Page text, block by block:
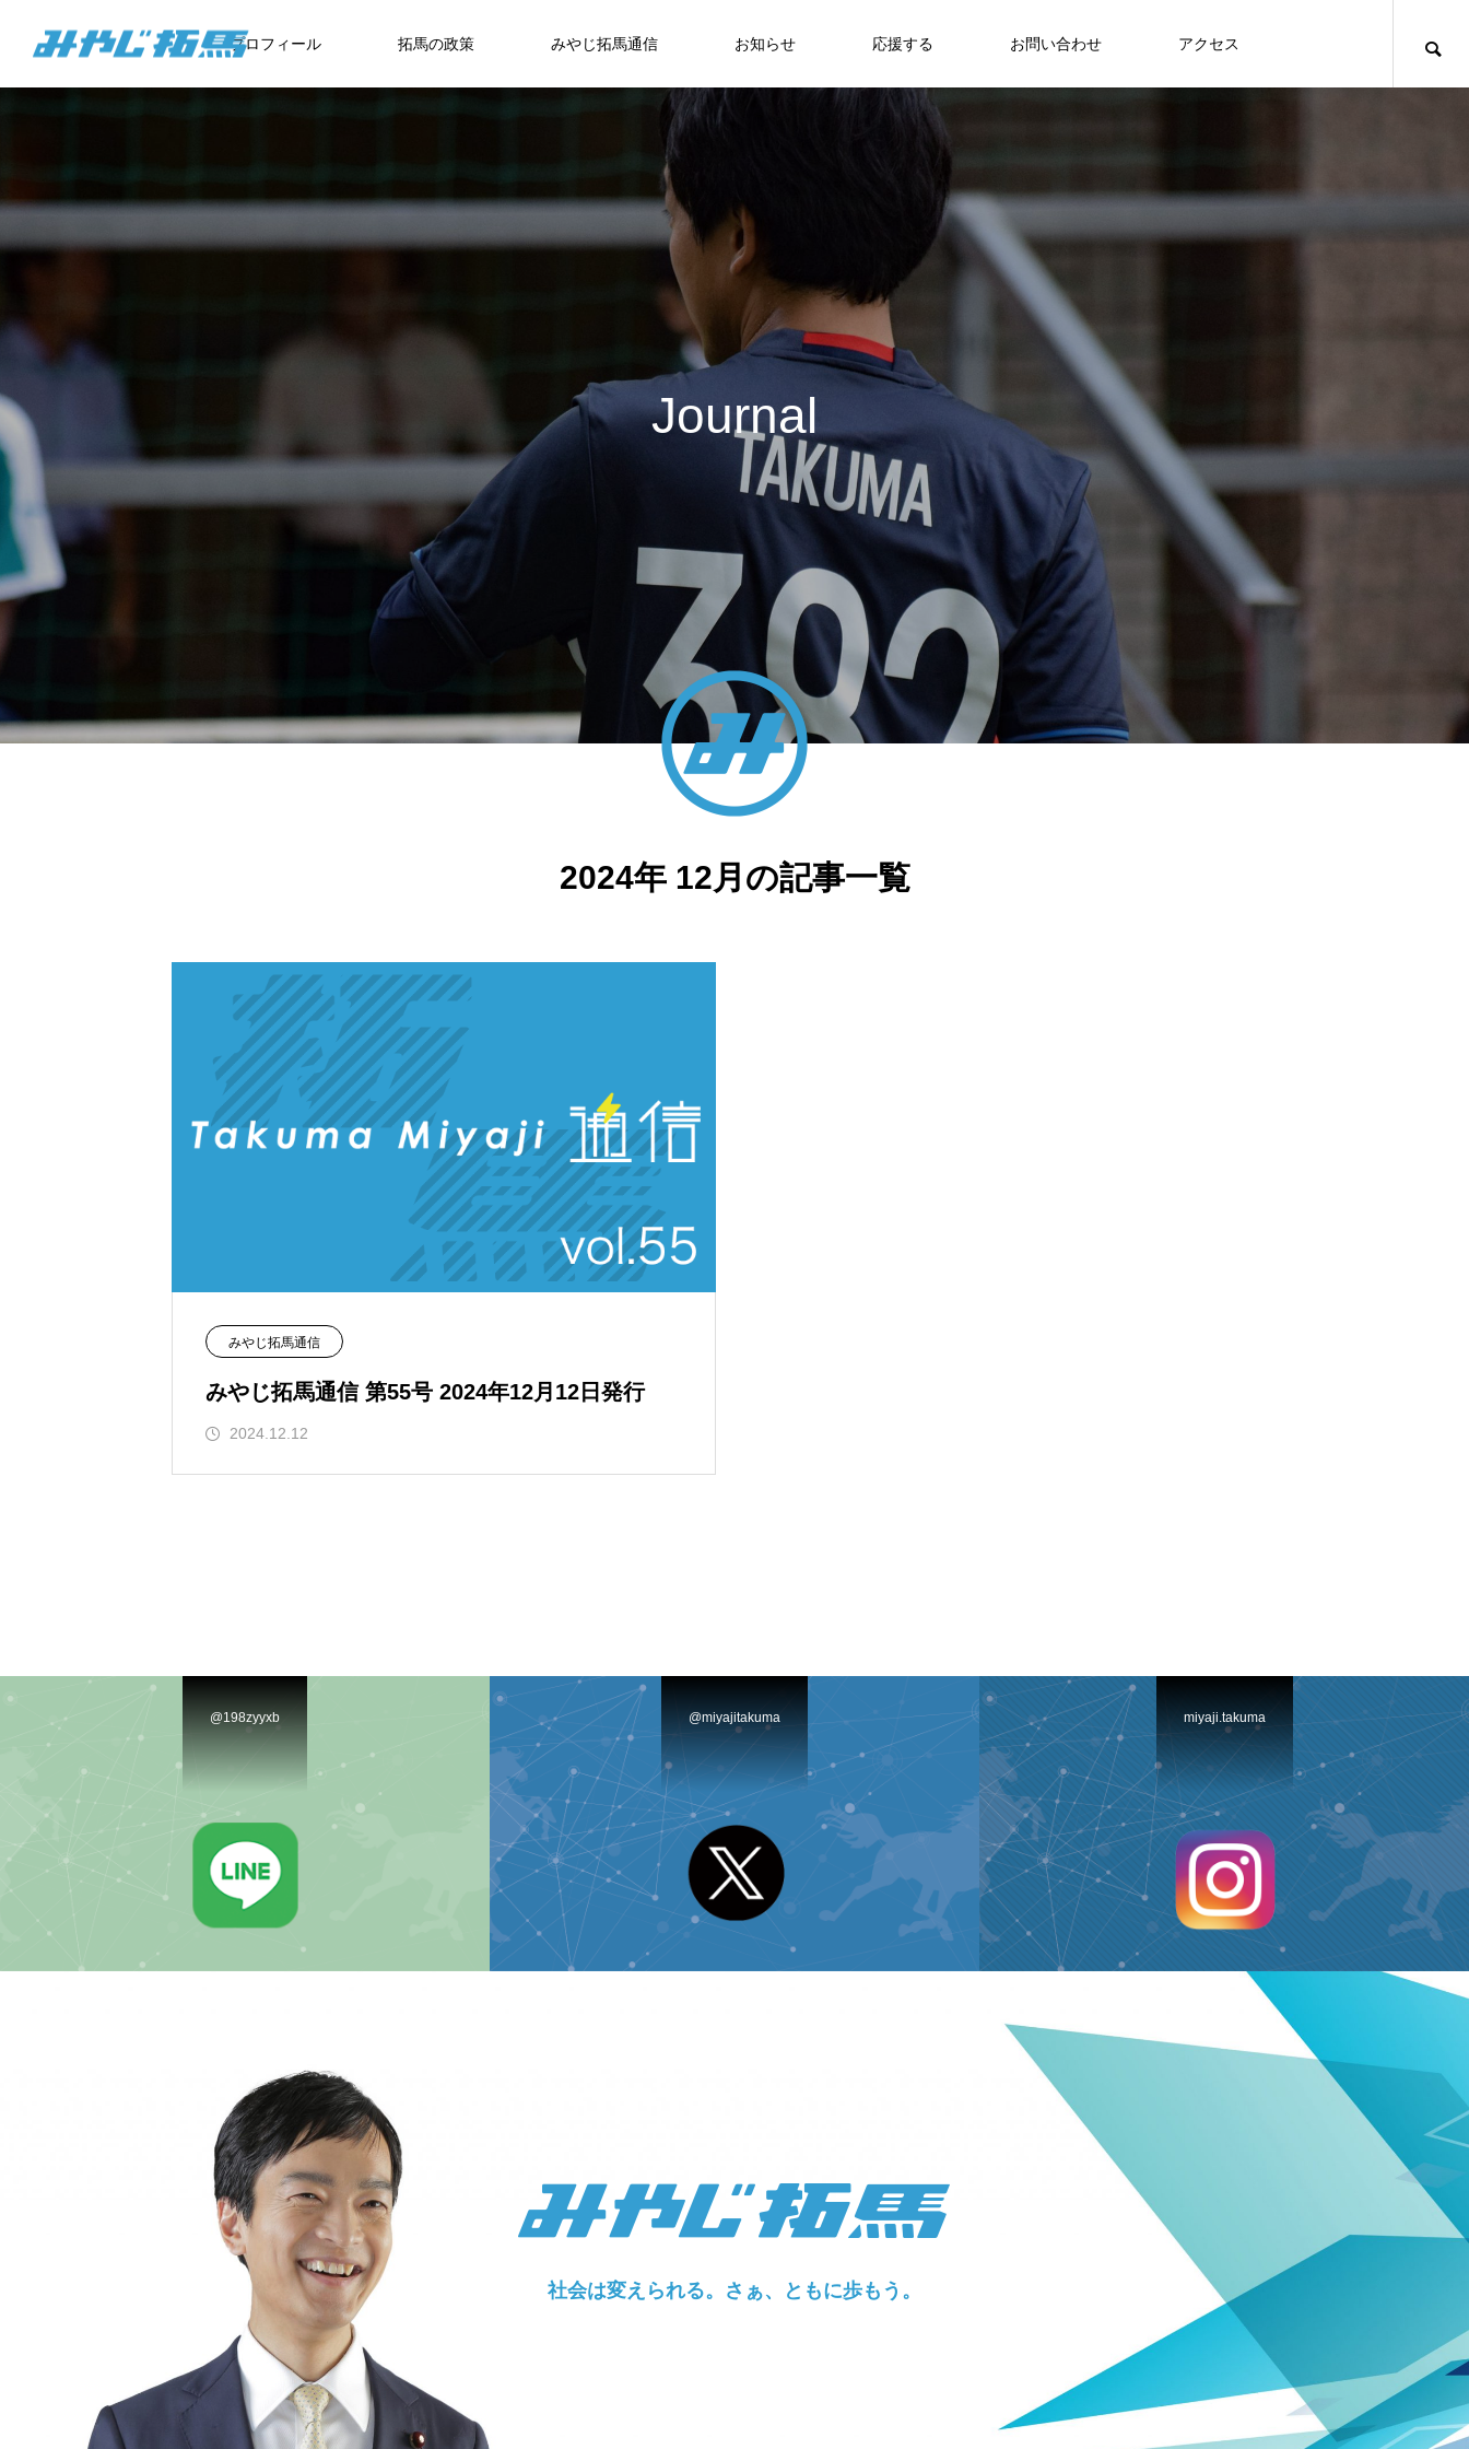
プロフィール 拓馬の政策 みやじ拓馬通信 お知らせ 応援する お問い合わせ アクセス
Journal
2024年 12月の記事一覧
みやじ拓馬通信
みやじ拓馬通信 第55号 2024年12月12日発行
2024.12.12
@198zyyxb @miyajitakuma miyaji.takuma
社会は変えられる。さぁ、ともに歩もう。